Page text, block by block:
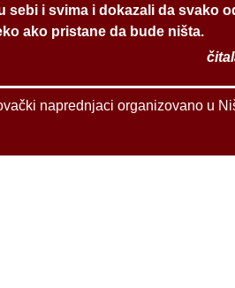
sebi i svima i dokazali da svako
ako pristane da bude ništa.
naprednjaci organizovano u